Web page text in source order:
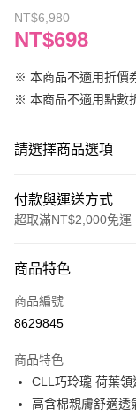
NT$6,980
NT$698
※ 本商品不適用折價
※ 本商品不適用點數
請選擇商品選項
付款與運送方式
超取滿NT$2,000免運
信用卡一次付款
信用卡分期付款
合作金庫商業銀行
華南商業銀行
上海商業儲蓄銀行
超商取貨付款
LINE Pay
商品特色
商品編號
8629845
商品特色
CLL巧玲瓏 荷葉
高含棉親膚舒適透